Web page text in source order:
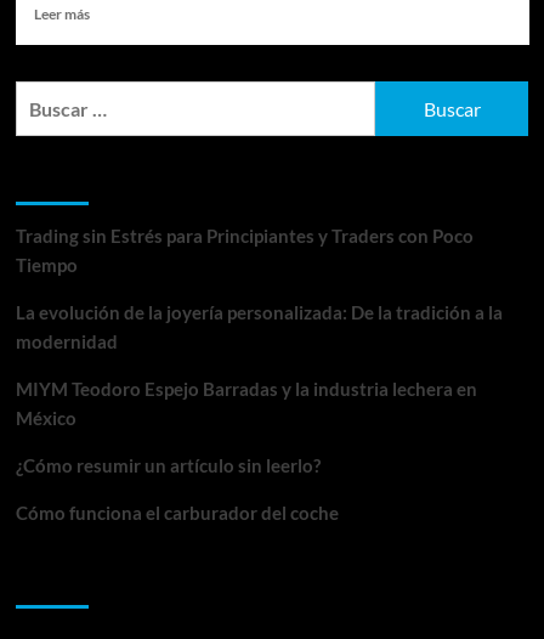
Leer másLeer
Los
de
calidad
Trading sin Estrés para Principiantes y Traders con Poco
Tiempo
La evolución de la joyería personalizada: De la tradición a la
modernidad
MIYM Teodoro Espejo Barradas y la industria lechera en
México
¿Cómo resumir un artículo sin leerlo?
Cómo funciona el carburador del coche